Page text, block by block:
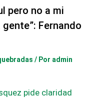
pero no a mi
Fernando
/ Por admin